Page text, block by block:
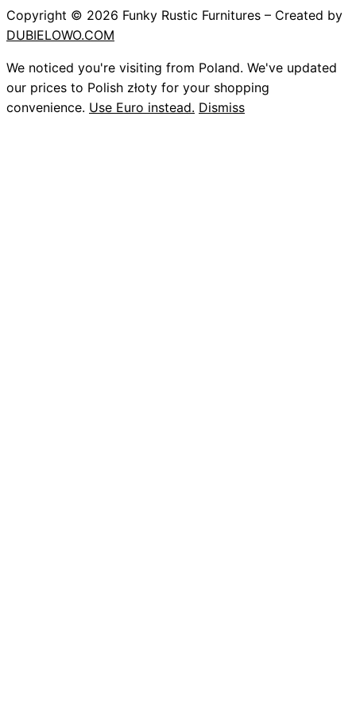
Copyright © 2026 Funky Rustic Furnitures – Created by
DUBIELOWO.COM
We noticed you're visiting from Poland. We've updated
our prices to Polish złoty for your shopping
convenience. Use Euro instead. Dismiss